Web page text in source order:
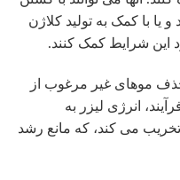
یا با کمک به تولید کلاژن
این شرایط کمک کنند.
حذف موهای غیر مرغوب از
انرژی لیزر به
می کند، که مانع رشد